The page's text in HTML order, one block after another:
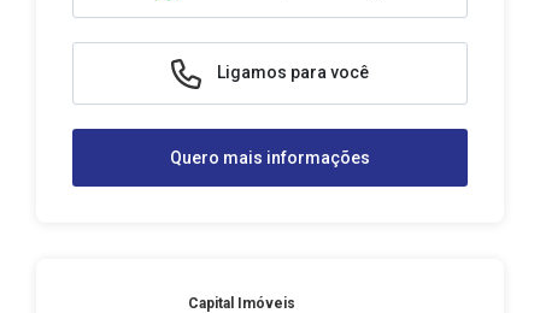
Ligamos para você
Quero mais informações
Capital Imóveis